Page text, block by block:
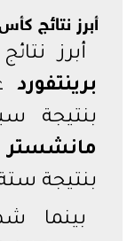
أبرز نتائج
أبرز
برينتفورد
بنتيجة
بنتيجة
بينما